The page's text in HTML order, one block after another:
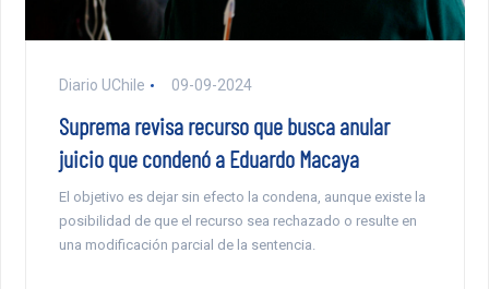
Diario UChile 09-09-2024
Suprema revisa recurso que busca anular
juicio que condenó a Eduardo Macaya
El objetivo es dejar sin efecto la condena, aunque existe la
posibilidad de que el recurso sea rechazado o resulte en
una modificación parcial de la sentencia.